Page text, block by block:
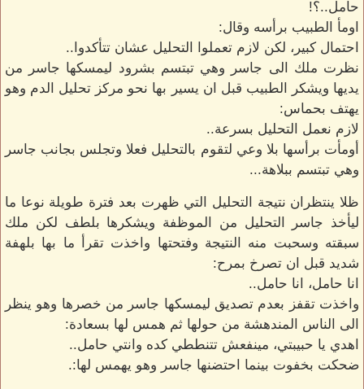
حامل..؟!
اومأ الطبيب برأسه وقال:
احتمال كبير، لكن لازم تعملوا التحليل عشان تتأكدوا..
نظرت ملك الى جاسر وهي تبتسم بشرود ليمسكها جاسر من
يديها ويشكر الطبيب قبل ان يسير بها نحو مركز تحليل الدم وهو
يهتف بحماس:
لازم نعمل التحليل بسرعة..
أومأت برأسها بلا وعي لتقوم بالتحليل فعلا وتجلس بجانب جاسر
وهي تبتسم ببلاهة...
ظلا ينتظران نتيجة التحليل التي ظهرت بعد فترة طويلة نوعا ما
ليأخذ جاسر التحليل من الموظفة ويشكرها بلطف لكن ملك
سبقته وسحبت منه النتيجة وفتحتها واخذت تقرأ ما بها بلهفة
شديد قبل ان تصرخ بمرح:
انا حامل، انا حامل..
واخذت تقفز بعدم تصديق ليمسكها جاسر من خصرها وهو ينظر
الى الناس المندهشة من حولها ثم همس لها بسعادة:
اهدي يا حبيبتي، مينفعش تتنططي كده وانتي حامل..
ضحكت بخفوت بينما احتضنها جاسر وهو يهمس لها:.